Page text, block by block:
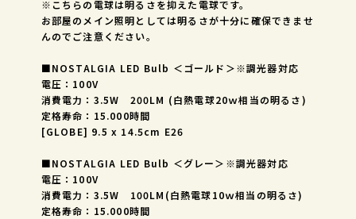
※こちらの電球は明るさを抑えた電球です。
お部屋のメイン照明としては明るさが十分に確保できませ
んのでご注意ください。
■NOSTALGIA LED Bulb ＜ゴールド＞※調光器対応
電圧：100V
消費電力：3.5W 200LM (白熱電球20ｗ相当の明るさ)
定格寿命：15.000時間
[GLOBE] 9.5 x 14.5cm E26
■NOSTALGIA LED Bulb ＜グレー＞※調光器対応
電圧：100V
消費電力：3.5W 100LM(白熱電球10ｗ相当の明るさ)
定格寿命：15.000時間